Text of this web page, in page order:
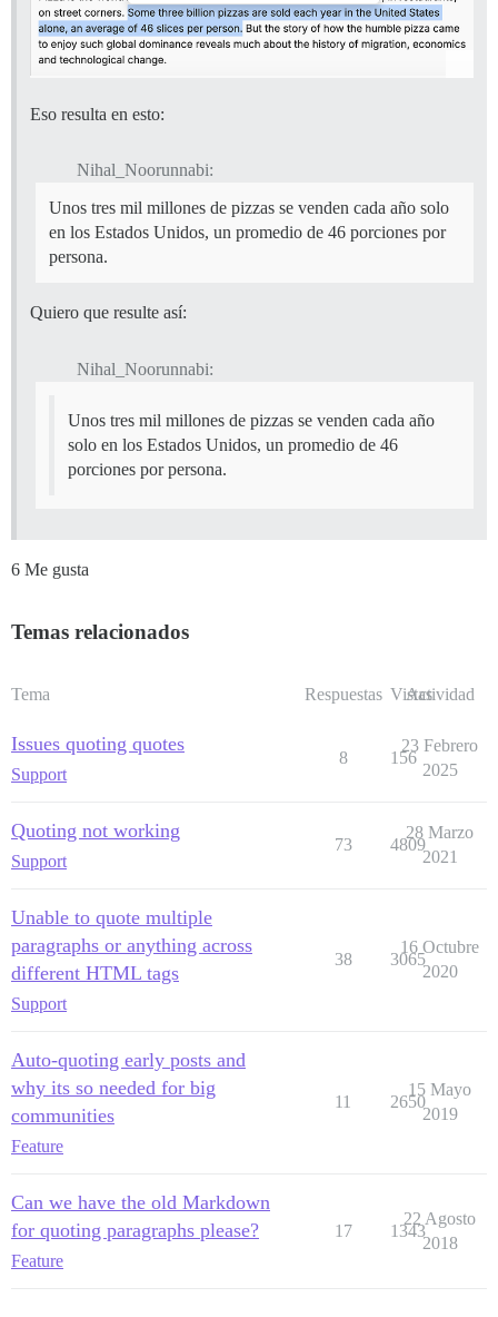
Eso resulta en esto:
Nihal_Noorunnabi:
Unos tres mil millones de pizzas se venden cada año solo
en los Estados Unidos, un promedio de 46 porciones por
persona.
Quiero que resulte así:
Nihal_Noorunnabi:
Unos tres mil millones de pizzas se venden cada año
solo en los Estados Unidos, un promedio de 46
porciones por persona.
6 Me gusta
Temas relacionados
Tema Respuestas Vistas
Actividad
Issues quoting quotes
Support
8 156
23 Febrero
2025
Quoting not working
Support
73 4809
28 Marzo
2021
Unable to quote multiple
paragraphs or anything across
different HTML tags
Support
38 3065
16 Octubre
2020
Auto-quoting early posts and
why its so needed for big
communities
Feature
11 2650
15 Mayo
2019
Can we have the old Markdown
for quoting paragraphs please?
Feature
17 1343
22 Agosto
2018